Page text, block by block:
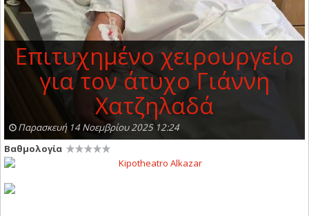
Επιτυχημένο χειρουργείο
για τον άτυχο Γιάννη
Χατζηλαδά
Παρασκευή 14 Νοεμβρίου 2025 12:24
Βαθμολογία